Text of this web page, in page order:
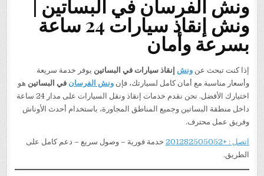
ونش الفرسان في البساتين |
ونش إنقاذ سيارات 24 ساعة
بسرعة وأمان
إذا كنت تبحث عنونش إنقاذ سيارات في البساتين يوفر خدمة سريعة
وأسعار مناسبة مع أمان كامل لسيارتك، فإنونش الفرسان في البساتين هو
اختيارك الأفضل. نحن نقدم خدمات إنقاذ ونقل السيارات على مدار 24 ساعة
داخل منطقة البساتين وجميع المناطق المجاورة، باستخدام أحدث الأوناش
وفريق عمل محترف.
اتصل : +201282505052
خدمة فورية – وصول سريع – دعم كامل على
الطريق.